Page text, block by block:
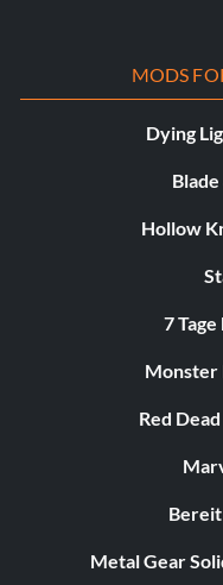
MODS
Dying
Hollow
7
Monster
Red
Metal Gear